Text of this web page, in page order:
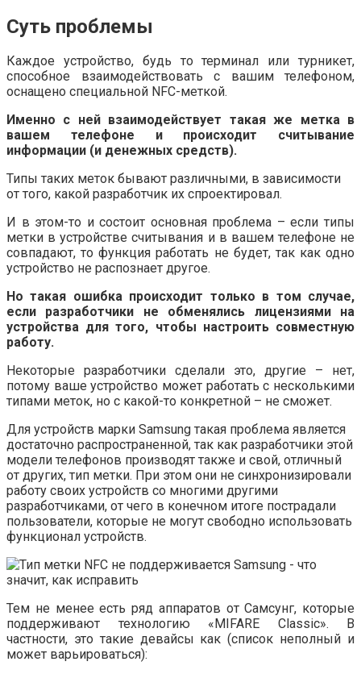
Суть проблемы
Каждое устройство, будь то терминал или турникет,
способное взаимодействовать с вашим телефоном,
оснащено специальной NFC-меткой.
Именно с ней взаимодействует такая же метка в
вашем телефоне и происходит считывание
информации (и денежных средств).
Типы таких меток бывают различными, в зависимости
от того, какой разработчик их спроектировал.
И в этом-то и состоит основная проблема – если типы
метки в устройстве считывания и в вашем телефоне не
совпадают, то функция работать не будет, так как одно
устройство не распознает другое.
Но такая ошибка происходит только в том случае,
если разработчики не обменялись лицензиями на
устройства для того, чтобы настроить совместную
работу.
Некоторые разработчики сделали это, другие – нет,
потому ваше устройство может работать с несколькими
типами меток, но с какой-то конкретной – не сможет.
Для устройств марки Samsung такая проблема является
достаточно распространенной, так как разработчики этой
модели телефонов производят также и свой, отличный
от других, тип метки. При этом они не синхронизировали
работу своих устройств со многими другими
разработчиками, от чего в конечном итоге пострадали
пользователи, которые не могут свободно использовать
функционал устройств.
Тем не менее есть ряд аппаратов от Самсунг, которые
поддерживают технологию «MIFARE Classic». В
частности, это такие девайсы как (список неполный и
может варьироваться):